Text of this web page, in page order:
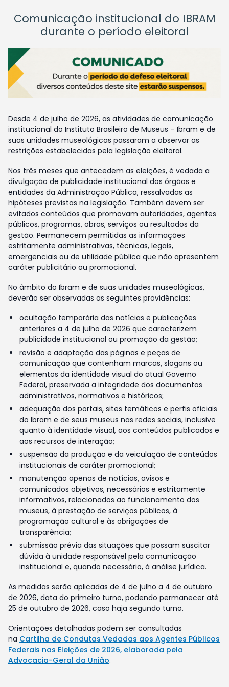
Comunicação institucional do IBRAM
durante o período eleitoral
Desde 4 de julho de 2026, as atividades de comunicação
institucional do Instituto Brasileiro de Museus – Ibram e de
suas unidades museológicas passaram a observar as
restrições estabelecidas pela legislação eleitoral.
Nos três meses que antecedem as eleições, é vedada a
divulgação de publicidade institucional dos órgãos e
entidades da Administração Pública, ressalvadas as
hipóteses previstas na legislação. Também devem ser
evitados conteúdos que promovam autoridades, agentes
públicos, programas, obras, serviços ou resultados da
gestão. Permanecem permitidas as informações
estritamente administrativas, técnicas, legais,
emergenciais ou de utilidade pública que não apresentem
caráter publicitário ou promocional.
No âmbito do Ibram e de suas unidades museológicas,
deverão ser observadas as seguintes providências:
ocultação temporária das notícias e publicações
anteriores a 4 de julho de 2026 que caracterizem
publicidade institucional ou promoção da gestão;
revisão e adaptação das páginas e peças de
comunicação que contenham marcas, slogans ou
elementos da identidade visual do atual Governo
Federal, preservada a integridade dos documentos
administrativos, normativos e históricos;
adequação dos portais, sites temáticos e perfis oficiais
do Ibram e de seus museus nas redes sociais, inclusive
quanto à identidade visual, aos conteúdos publicados e
aos recursos de interação;
suspensão da produção e da veiculação de conteúdos
institucionais de caráter promocional;
manutenção apenas de notícias, avisos e
comunicados objetivos, necessários e estritamente
informativos, relacionados ao funcionamento dos
museus, à prestação de serviços públicos, à
programação cultural e às obrigações de
transparência;
submissão prévia das situações que possam suscitar
dúvida à unidade responsável pela comunicação
institucional e, quando necessário, à análise jurídica.
As medidas serão aplicadas de 4 de julho a 4 de outubro
de 2026, data do primeiro turno, podendo permanecer até
25 de outubro de 2026, caso haja segundo turno.
Orientações detalhadas podem ser consultadas
na Cartilha de Condutas Vedadas aos Agentes Públicos
Federais nas Eleições de 2026, elaborada pela
Advocacia-Geral da União.